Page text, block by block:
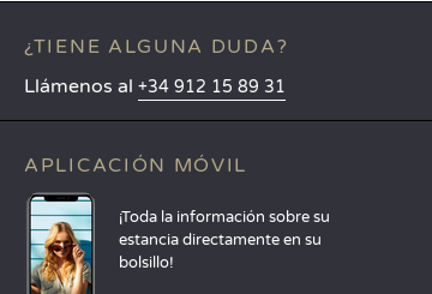
¿TIENE ALGUNA DUDA?
Llámenos al +34 912 15 89 31
APLICACIÓN MÓVIL
¡Toda la información sobre su
estancia directamente en su
bolsillo!